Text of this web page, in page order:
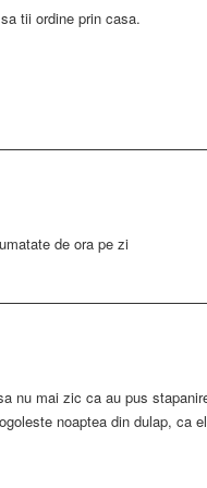
tii ordine prin casa.
de ora pe zi
nu mai zic ca au pus
noaptea din dulap, ca el